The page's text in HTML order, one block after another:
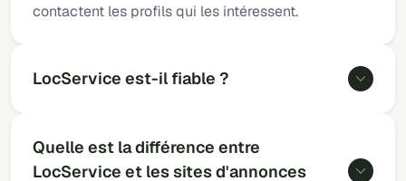
contactent les profils qui les intéressent.
LocService est-il fiable ?
Quelle est la différence entre
LocService et les sites d'annonces